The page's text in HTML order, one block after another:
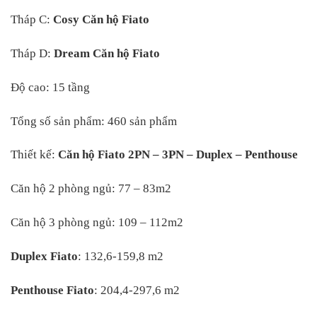
Tháp C: Cosy Căn hộ Fiato
Tháp D: Dream Căn hộ Fiato
Độ cao: 15 tầng
Tổng số sản phẩm: 460 sản phẩm
Thiết kế: Căn hộ Fiato 2PN – 3PN – Duplex – Penthouse
Căn hộ 2 phòng ngủ: 77 – 83m2
Căn hộ 3 phòng ngủ: 109 – 112m2
Duplex Fiato: 132,6-159,8 m2
Penthouse Fiato: 204,4-297,6 m2